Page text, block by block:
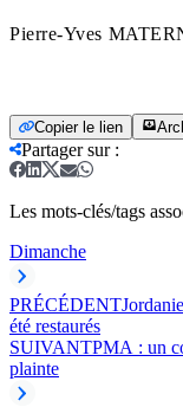
Pierre-Yves
Copier le lien
Partager sur:
Les mots-clés/tags
Dimanche
PRÉCÉDENT
été restaurés
SUIVANTPMA : un
plainte